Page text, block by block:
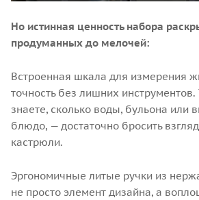
Но истинная ценность набора
продуманных до мелочей:
Встроенная шкала для измерения
точность без лишних инструментов.
знаете, сколько воды, бульона или
блюдо, — достаточно бросить
кастрюли.
Эргономичные литые ручки из
не просто элемент дизайна, а